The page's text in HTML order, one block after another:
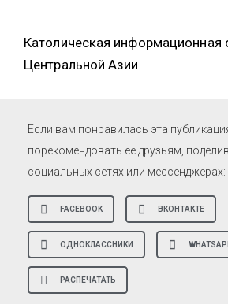
Католическая информационная
Центральной Азии
Если вам понравилась эта
порекомендовать ее друзьям,
социальных сетях или мессенджерах:
FACEBOOK ВКОНТАКТЕ
ОДНОКЛАССНИКИ
РАСПЕЧАТАТЬ